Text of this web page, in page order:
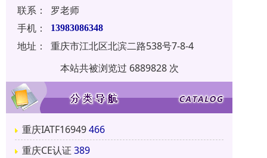
联系：
罗老师
手机：
13983086348
地址：
重庆市江北区北滨二路538号7-8-4
本站共被浏览过 6889828 次
重庆IATF16949466
重庆CE认证 389